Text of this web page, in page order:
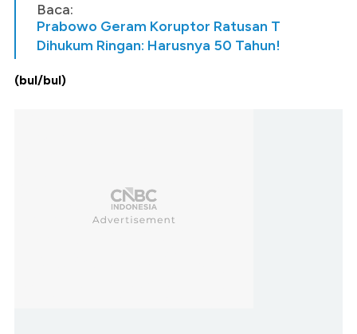
Baca:
Prabowo Geram Koruptor Ratusan T
Dihukum Ringan: Harusnya 50 Tahun!
(bul/bul)